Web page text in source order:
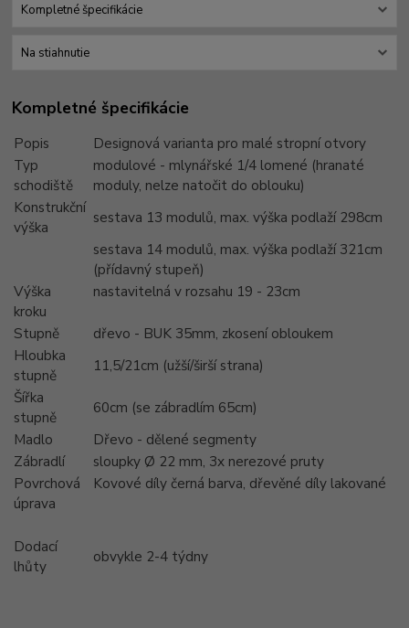
Kompletné špecifikácie
Na stiahnutie
Kompletné špecifikácie
Popis
Designová varianta pro malé stropní otvory
Typ
schodiště
modulové - mlynářské 1/4 lomené (hranaté
moduly, nelze natočit do oblouku)
Konstrukční
výška
sestava 13 modulů, max. výška podlaží 298cm
sestava 14 modulů, max. výška podlaží 321cm
(přídavný stupeň)
Výška
kroku
nastavitelná v rozsahu 19 - 23cm
Stupně
dřevo - BUK 35mm, zkosení obloukem
Hloubka
stupně
11,5/21cm (užší/širší strana)
Šířka
stupně
60cm (se zábradlím 65cm)
Madlo
Dřevo - dělené segmenty
Zábradlí
sloupky Ø 22 mm, 3x nerezové pruty
Povrchová
úprava
Kovové díly černá barva, dřevěné díly lakované
Dodací
lhůty
obvykle 2-4 týdny